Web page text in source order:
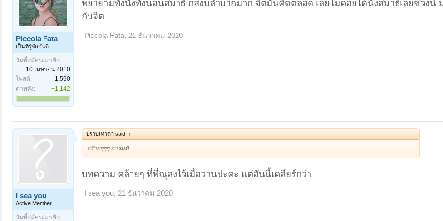
Piccola Fata
เป็นที่รู้จักกันดี
วันที่สมัครสมาชิก:
10 เมษายน 2010
โพสต์:
1,590
ค่าพลัง:
+1,142
พยายามทั้งนั่งทั้งนอนสมาธิ ก็สงบลำบากมาก จิตมันคิดตลอด เลยไม่ค่อยได้นั่งสมาธิเลยช่วงนี้
กับจิต
Piccola Fata, 21 ธันวาคม 2020
I sea you
Active Member
วันที่สมัครสมาชิก:
ปราบเทวดา said: ↑
กร๊ากๆๆๆ อารมดี
บทความ คล้ายๆ ที่พี่ณุลงไว้เมื่อวานป่ะคะ แต่อันนี้เคลียร์กว่า
I sea you, 21 ธันวาคม 2020